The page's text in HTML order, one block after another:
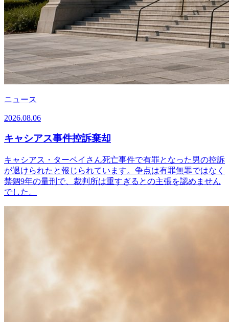
ニュース
2026.08.06
キャシアス事件控訴棄却
キャシアス・ターベイさん死亡事件で有罪となった男の控訴
が退けられたと報じられています。争点は有罪無罪ではなく
禁錮9年の量刑で、裁判所は重すぎるとの主張を認めません
でした。